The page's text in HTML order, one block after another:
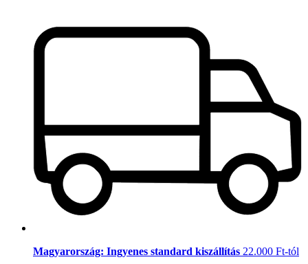
Magyarország: Ingyenes standard kiszállítás 22.000 Ft-tól